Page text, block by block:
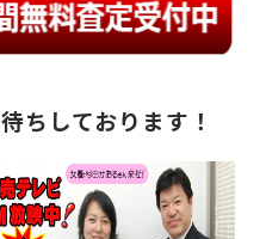
ちしております！